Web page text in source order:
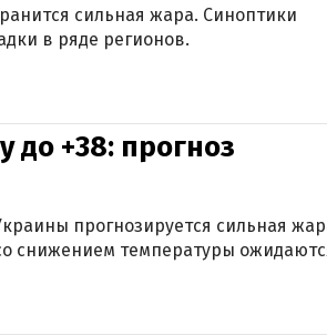
сильная жара. Синоптики
в ряде регионов.
до +38: прогноз
прогнозируется сильная
снижением температуры